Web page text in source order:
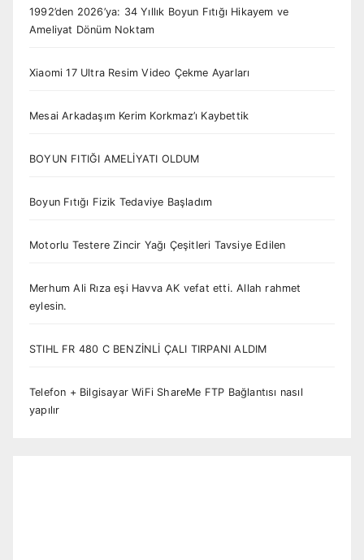
1992’den 2026’ya: 34 Yıllık Boyun Fıtığı Hikayem ve
Ameliyat Dönüm Noktam
Xiaomi 17 Ultra Resim Video Çekme Ayarları
Mesai Arkadaşım Kerim Korkmaz’ı Kaybettik
BOYUN FITIĞI AMELİYATI OLDUM
Boyun Fıtığı Fizik Tedaviye Başladım
Motorlu Testere Zincir Yağı Çeşitleri Tavsiye Edilen
Merhum Ali Rıza eşi Havva AK vefat etti. Allah rahmet
eylesin.
STIHL FR 480 C BENZİNLİ ÇALI TIRPANI ALDIM
Telefon + Bilgisayar WiFi ShareMe FTP Bağlantısı nasıl
yapılır